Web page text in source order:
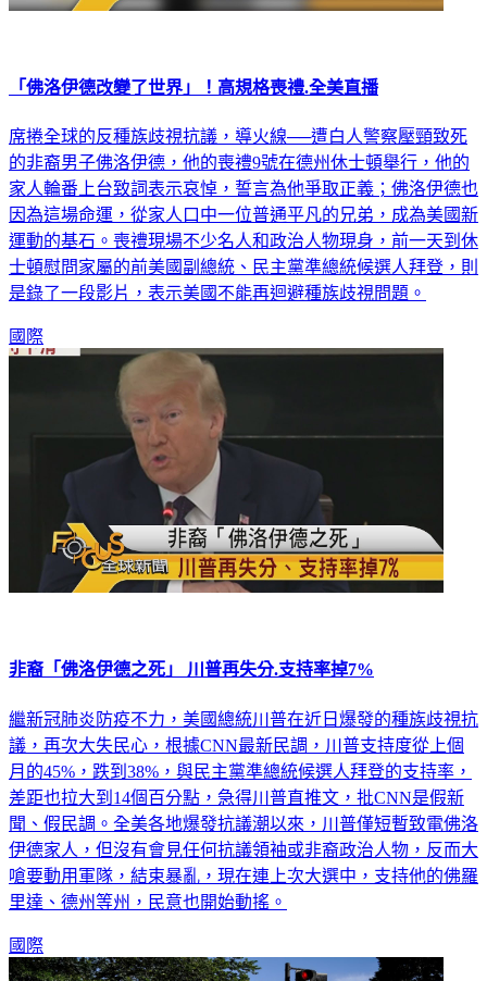
「佛洛伊德改變了世界」！高規格喪禮.全美直播
席捲全球的反種族歧視抗議，導火線──遭白人警察壓頸致死
的非裔男子佛洛伊德，他的喪禮9號在德州休士頓舉行，他的
家人輪番上台致詞表示哀悼，誓言為他爭取正義；佛洛伊德也
因為這場命運，從家人口中一位普通平凡的兄弟，成為美國新
運動的基石。喪禮現場不少名人和政治人物現身，前一天到休
士頓慰問家屬的前美國副總統、民主黨準總統候選人拜登，則
是錄了一段影片，表示美國不能再迴避種族歧視問題。
國際
非裔「佛洛伊德之死」 川普再失分.支持率掉7%
繼新冠肺炎防疫不力，美國總統川普在近日爆發的種族歧視抗
議，再次大失民心，根據CNN最新民調，川普支持度從上個
月的45%，跌到38%，與民主黨準總統候選人拜登的支持率，
差距也拉大到14個百分點，急得川普直推文，批CNN是假新
聞、假民調。全美各地爆發抗議潮以來，川普僅短暫致電佛洛
伊德家人，但沒有會見任何抗議領袖或非裔政治人物，反而大
嗆要動用軍隊，結束暴亂，現在連上次大選中，支持他的佛羅
里達、德州等州，民意也開始動搖。
國際